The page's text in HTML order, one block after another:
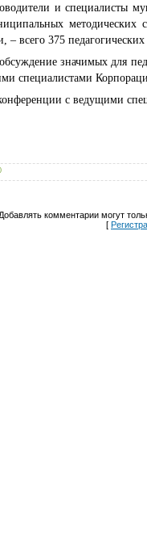
и специалисты
методических
– всего 375
значимых для
специалистами
с ведущими
Добавлять комментарии могут
[